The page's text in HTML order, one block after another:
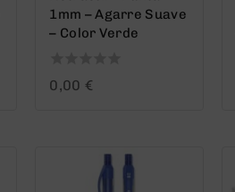
1mm – Agarre Suave
– Color Verde
0
0,00 €